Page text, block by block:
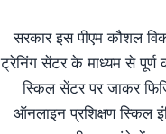
सरकार इस पीएम कौशल
ट्रेनिंग सेंटर के माध्यम से पूर्ण
स्किल सेंटर पर जाकर
ऑनलाइन प्रशिक्षण स्किल